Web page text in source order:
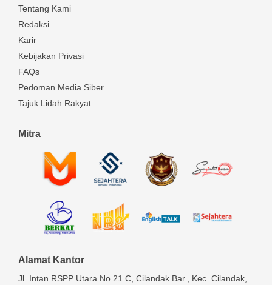
Tentang Kami
Redaksi
Karir
Kebijakan Privasi
FAQs
Pedoman Media Siber
Tajuk Lidah Rakyat
Mitra
Alamat Kantor
Jl. Intan RSPP Utara No.21 C, Cilandak Bar., Kec. Cilandak,